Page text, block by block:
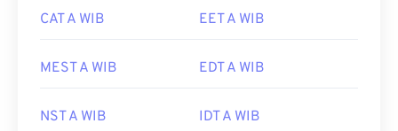
CAT A WIB EET A WIB
MEST A WIB EDT A WIB
NST A WIB IDT A WIB